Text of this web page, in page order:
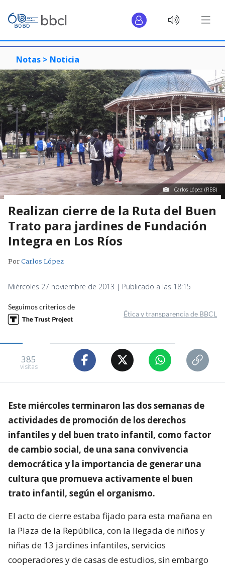
Notas > Noticia
Carlos López (RBB)
Realizan cierre de la Ruta del Buen
Trato para jardines de Fundación
Integra en Los Ríos
PorCarlos López
Miércoles 27 noviembre de 2013 | Publicado a las 18:15
Seguimos criterios de
Ética y transparencia de BBCL
385
visitas
Este miércoles terminaron las dos semanas de
actividades de promoción de los derechos
infantiles y del buen trato infantil, como factor
de cambio social, de una sana convivencia
democrática y la importancia de generar una
cultura que promueva activamente el buen
trato infantil, según el organismo.
El acto de cierre estaba fijado para esta mañana en
la Plaza de la República, con la llegada de niños y
niñas de 13 jardines infantiles, servicios
cooperadores y de casas de estudios, sin embargo